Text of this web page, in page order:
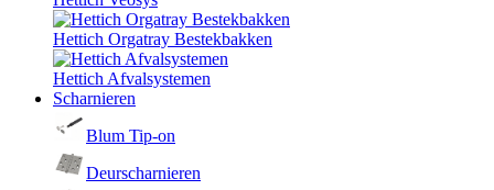
Hettich Orgatray Bestekbakken
Hettich Afvalsystemen
Scharnieren
Blum Tip-on
Deurscharnieren